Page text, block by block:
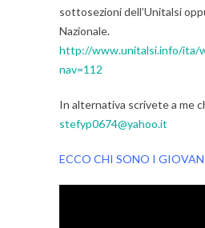
sottosezioni dell’Unitalsi
Nazionale.
http://www.unitalsi.info/ita/
nav=112
In alternativa scrivete a me
stefyp0674@yahoo.it
ECCO CHI SONO I